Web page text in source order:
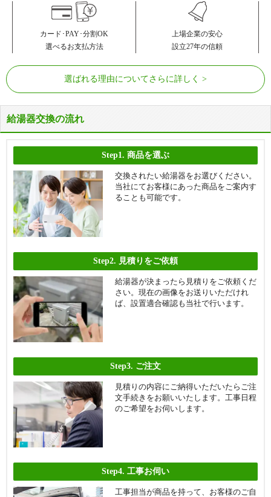
カード･PAY･分割OK
選べるお支払方法
上場企業の安心
設立27年の信頼
選ばれる理由についてさらに詳しく
給湯器交換の流れ
Step1. 商品を選ぶ
交換されたい給湯器をお選びください。
当社にてお客様にあった商品をご案内す
ることも可能です。
Step2. 見積りをご依頼
給湯器が決まったら見積りをご依頼くだ
さい。現在の画像をお送りいただけれ
ば、設置適合確認も当社で行います。
Step3. ご注文
見積りの内容にご納得いただいたらご注
文手続きをお願いいたします。工事日程
のご希望をお伺いします。
Step4. 工事お伺い
工事担当が商品を持って、お客様のご自